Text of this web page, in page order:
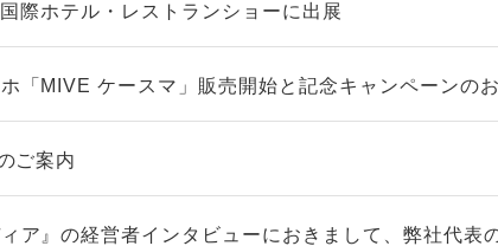
際ホテル・レストランショーに出展
「MIVE ケースマ」販売開始と記念キャンペーンの
ご案内
ィア』の経営者インタビューにおきまして、弊社代表